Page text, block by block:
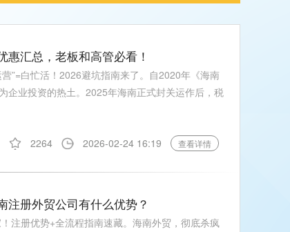
汇总，老板和高管必看！
”=白忙活！2026避坑指南来了。自2020年《海南
企业投资的热土。2025年海南正式封关运作后，税
2264 2026-02-24 16:19 查看详情
注册外贸公司有什么优势？
注册优势+全流程指南速藏。海南外贸，彻底杀疯